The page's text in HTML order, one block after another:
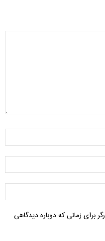
برای زمانی که دوباره دیدگاهی